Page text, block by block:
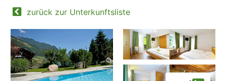
zurück zur Unterkunftsliste